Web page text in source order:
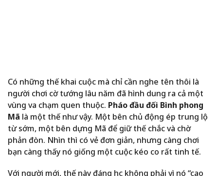
Có những thế khai cuộc mà chỉ cần nghe tên thôi là
người chơi cờ tướng lâu năm đã hình dung ra cả một
vùng va chạm quen thuộc. Pháo đầu đối Bình phong
Mã là một thế như vậy. Một bên chủ động ép trung lộ
từ sớm, một bên dựng Mã để giữ thế chắc và chờ
phản đòn. Nhìn thì có vẻ đơn giản, nhưng càng chơi
bạn càng thấy nó giống một cuộc kéo co rất tinh tế.
Với người mới, thế này đáng học không phải vì nó “cao